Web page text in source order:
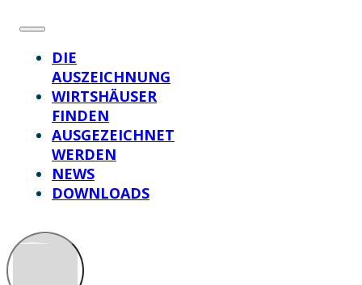
DIE
AUSZEICHNUNG
WIRTSHÄUSER
FINDEN
AUSGEZEICHNET
WERDEN
NEWS
DOWNLOADS